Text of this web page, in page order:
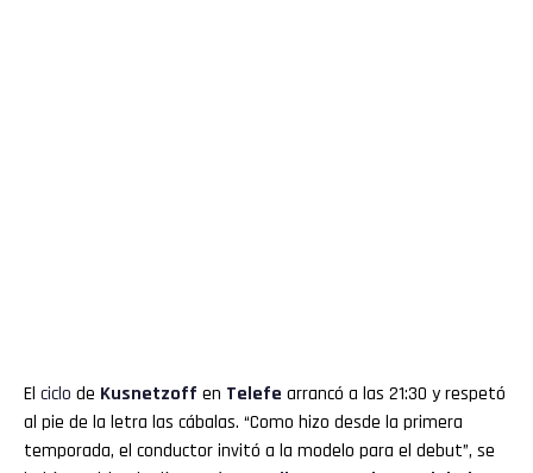
El ciclo de Kusnetzoff en Telefe arrancó a las 21:30 y respetó
al pie de la letra las cábalas. “Como hizo desde la primera
temporada, el conductor invitó a la modelo para el debut”, se